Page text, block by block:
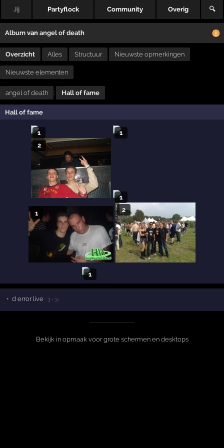
Jij Partyflock Community Overig 🔍
Album vanangel of death
Overzicht Alles Structuur Nieuwste opmerkingen
Nieuwste elementen
angel of death : Hall of fame
Hall of fame
1
1
2
1
1 2
1
d error live · 3 + 31
Bekijk in opmaak voor grote schermen en desktops